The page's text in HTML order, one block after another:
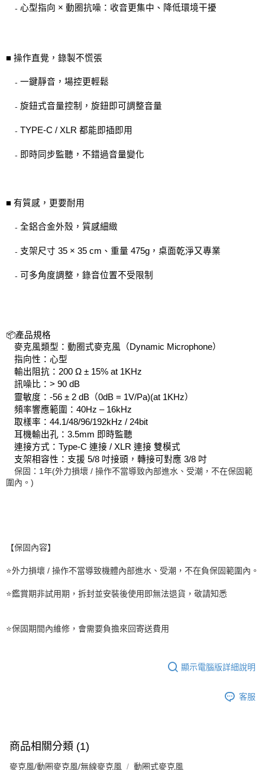
- 心型指向 × 動圈抗噪：收音更集中、降低環境干擾
■ 操作直覺，錄製不慌張
- 一鍵靜音，場控更輕鬆
- 旋鈕式音量控制，旋鈕即可調整音量
- TYPE-C / XLR 都能即插即用
- 即時同步監聽，不錯過音量變化
■ 有質感，更要耐用
- 全鋁合金外殼，質感細緻
- 支架尺寸 35 × 35 cm、重量 475g，桌面乾淨又專業
- 可多角度調整，錄音位置不受限制
📦產品規格
麥克風類型：動圈式麥克風（Dynamic Microphone）
指向性：心型
輸出阻抗：200 Ω ± 15% at 1KHz
訊噪比：> 90 dB
靈敏度：-56 ± 2 dB（0dB = 1V/Pa)(at 1KHz）
頻率響應範圍：40Hz – 16kHz
取樣率：44.1/48/96/192kHz / 24bit
耳機輸出孔：3.5mm 即時監聽
連接方式：Type-C 連接 / XLR 連接 雙模式
支架相容性：支援 5/8 吋接頭，轉接可對應 3/8 吋
保固：1年(外力損壞 / 操作不當導致內部進水、受潮，不在保固範
圍內。)
【保固內容】
⭐外力損壞 / 操作不當導致機體內部進水、受潮，不在負保固範圍內。
⭐鑑賞期非試用期，拆封並安裝後使用即無法退貨，敬請知悉
⭐保固期間內維修，會需要負擔來回寄送費用
顯示電腦版詳細說明
客服
商品相關分類 (1)
麥克風/動圈麥克風/無線麥克風 動圈式麥克風